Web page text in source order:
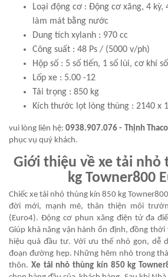
Loại động cơ : Động cơ xăng, 4 kỳ,
làm mát bằng nước
Dung tích xylanh : 970 cc
Công suất : 48 Ps / (5000 v/ph)
Hộp số : 5 số tiến, 1 số lùi, cơ khí
Lốp xe : 5.00 -12
Tải trọng : 850 kg
Kích thước lọt lòng thùng : 2140 x
vui lòng liên hệ:0938.907.076 - Thịnh Thaco
phục vụ quý khách.
Giới thiệu về xe tải nhỏ
kg Towner800
Chiếc xe tải nhỏ thùng kín 850 kg
đời mới, mạnh mẽ, thân thiện môi
(Euro4). Động cơ phun xăng điện tử đa
Giúp khả năng vận hành ổn định, đồng
hiệu quả đầu tư. Với ưu thế nhỏ gọn, dễ
đoạn đường hẹp. Những hẽm nhỏ trong
thôn. Xe tải nhỏ thùng kín 850 kg